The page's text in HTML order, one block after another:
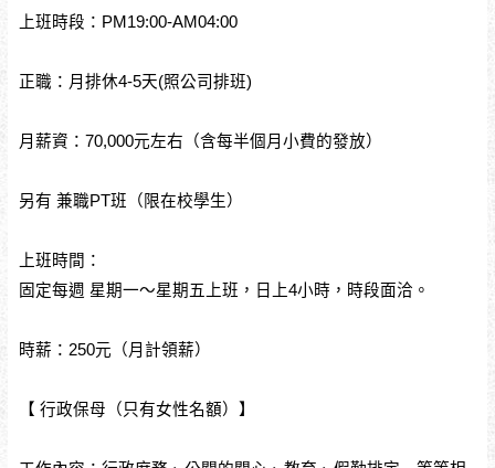
上班時段：PM19:00-AM04:00
正職：月排休4-5天(照公司排班)
月薪資：70,000元左右（含每半個月小費的發放）
另有 兼職PT班（限在校學生）
上班時間：
固定每週 星期一～星期五上班，日上4小時，時段面洽。
時薪：250元（月計領薪）
【 行政保母（只有女性名額）】